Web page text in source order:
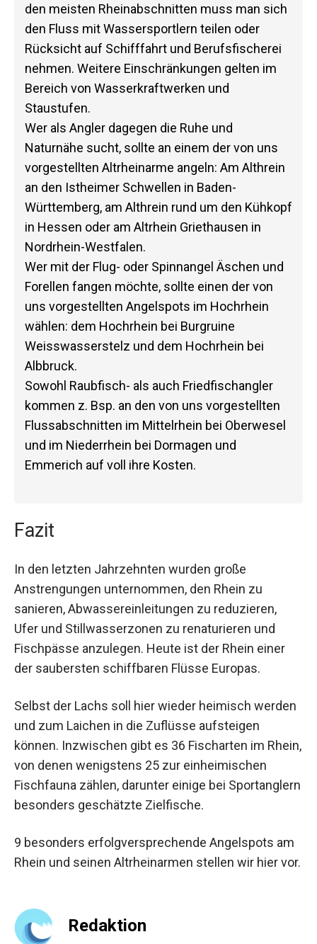
den meisten Rheinabschnitten muss man sich
den Fluss mit Wassersportlern teilen oder
Rücksicht auf Schifffahrt und Berufsfischerei
nehmen. Weitere Einschränkungen gelten im
Bereich von Wasserkraftwerken und
Staustufen.
Wer als Angler dagegen die Ruhe und
Naturnähe sucht, sollte an einem der von uns
vorgestellten Altrheinarme angeln: Am Althrein
an den Istheimer Schwellen in Baden-
Württemberg, am Althrein rund um den Kühkopf
in Hessen oder am Altrhein Griethausen in
Nordrhein-Westfalen.
Wer mit der Flug- oder Spinnangel Äschen und
Forellen fangen möchte, sollte einen der von
uns vorgestellten Angelspots im Hochrhein
wählen: dem Hochrhein bei Burgruine
Weisswasserstelz und dem Hochrhein bei
Albbruck.
Sowohl Raubfisch- als auch Friedfischangler
kommen z. Bsp. an den von uns vorgestellten
Flussabschnitten im Mittelrhein bei Oberwesel
und im Niederrhein bei Dormagen und
Emmerich auf voll ihre Kosten.
Fazit
In den letzten Jahrzehnten wurden große
Anstrengungen unternommen, den Rhein zu
sanieren, Abwassereinleitungen zu reduzieren,
Ufer und Stillwasserzonen zu renaturieren und
Fischpässe anzulegen. Heute ist der Rhein einer
der saubersten schiffbaren Flüsse Europas.
Selbst der Lachs soll hier wieder heimisch werden
und zum Laichen in die Zuflüsse aufsteigen
können. Inzwischen gibt es 36 Fischarten im Rhein,
von denen wenigstens 25 zur einheimischen
Fischfauna zählen, darunter einige bei Sportanglern
besonders geschätzte Zielfische.
9 besonders erfolgversprechende Angelspots am
Rhein und seinen Altrheinarmen stellen wir hier vor.
Redaktion